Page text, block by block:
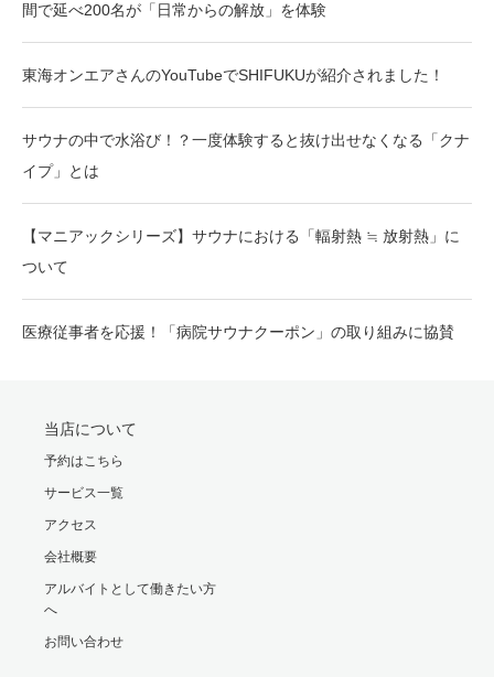
間で延べ200名が「日常からの解放」を体験
東海オンエアさんのYouTubeでSHIFUKUが紹介されました！
サウナの中で水浴び！？一度体験すると抜け出せなくなる「クナ
イプ」とは
【マニアックシリーズ】サウナにおける「輻射熱 ≒ 放射熱」に
ついて
医療従事者を応援！「病院サウナクーポン」の取り組みに協賛
当店について
予約はこちら
サービス一覧
アクセス
会社概要
アルバイトとして働きたい方
へ
お問い合わせ